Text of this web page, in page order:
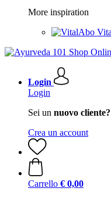
More inspiration
Login
Login
Sei un nuovo cliente?
Crea un account
Carrello € 0,00